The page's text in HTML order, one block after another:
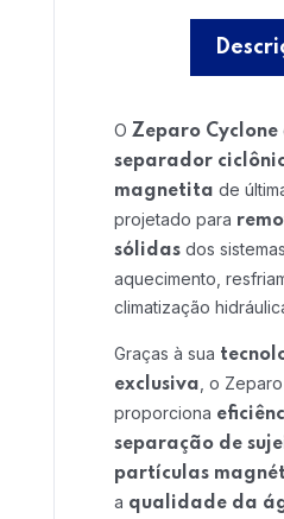
O Zeparo Cyclone
separador
magnetita de
projetado para
sólidas dos
aquecimento,
climatização
Graças à sua
exclusiva , o
proporciona
separação de
partículas
a qualidade da